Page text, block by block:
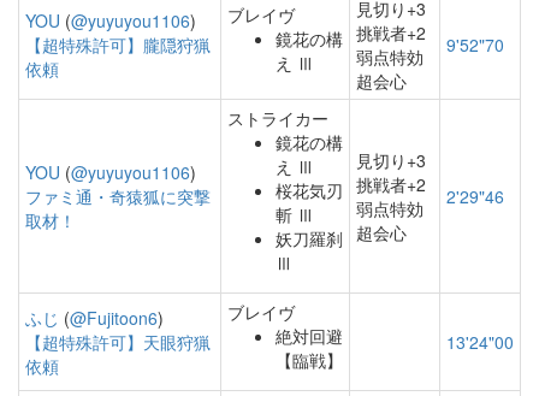
YOU (@yuyuyou1106)
【超特殊許可】朧隠狩猟
依頼
ブレイヴ
鏡花の構
え Ⅲ
見切り+3
挑戦者+2
弱点特効
超会心
9'52"70
YOU (@yuyuyou1106)
ファミ通・奇猿狐に突撃
取材！
ストライカー
鏡花の構
え Ⅲ
桜花気刃
斬 Ⅲ
妖刀羅刹
Ⅲ
見切り+3
挑戦者+2
弱点特効
超会心
2'29"46
ふじ (@Fujitoon6)
【超特殊許可】天眼狩猟
依頼
ブレイヴ
絶対回避
【臨戦】
13'24"00